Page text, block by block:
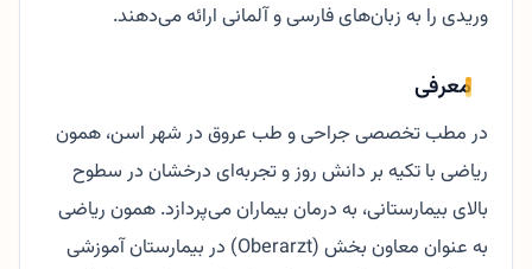
وریدی را به زبان‌های فارسی و آلمانی ارائه می‌دهند.
معرفی
در مطب تخصصی جراحی و طب عروق در شهر اسن، همون
ریاضی با تکیه بر دانش روز و تجربه‌ای درخشان در سطوح
بالای بیمارستانی، به درمان بیماران می‌پردازد. همون ریاضی
به عنوان معاون بخش (Oberarzt) در بیمارستان آموزشی